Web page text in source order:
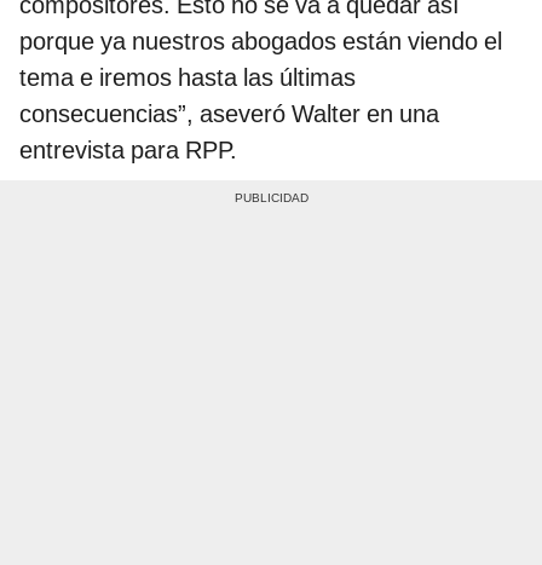
porque ya nuestros abogados están viendo el
tema e iremos hasta las últimas
consecuencias”, aseveró Walter en una
entrevista para RPP.